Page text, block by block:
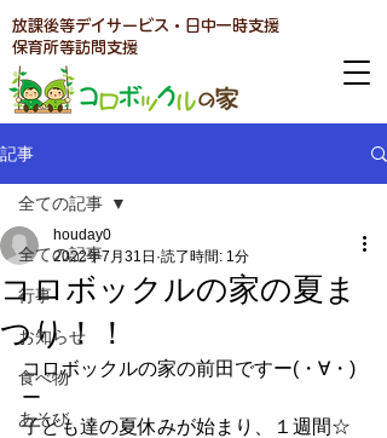
放課後等デイサービス・日中一時支援
​保育所等訪問支援
記事
全ての記事
行事
お知らせ
食べ物
あそび
全ての記事
コロボックルの家の夏ま
つり！！
houday0
2022年7月31日 読了時間: 1分
コロボックルの家の前田ですー(・∀・)
ー
子ども達の夏休みが始まり、１週間☆